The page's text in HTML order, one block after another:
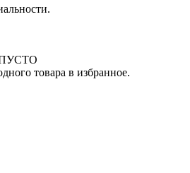
товара в избранное.